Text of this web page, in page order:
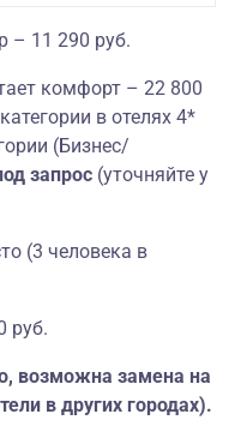
– 11 290 руб.
комфорт – 22 800
в отелях 4*
(Бизнес/
запрос (уточняйте у
(3 человека в
руб.
возможна замена на
в других городах).